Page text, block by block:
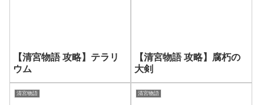
【清宮物語 攻略】テラリ
ウム
【清宮物語 攻略】腐朽の
大剣
清宮物語 清宮物語